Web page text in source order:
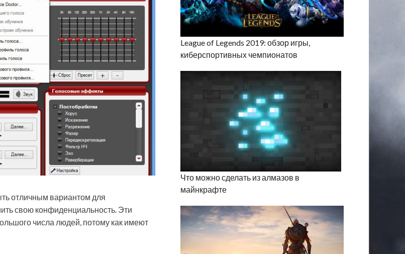
отличным вариантом для
свою конфиденциальность. Эти
числа людей, потому как имеют
League of Legends 2019: обзор игры,
киберспортивных чемпионатов
Что можно сделать из алмазов в
майнкрафте